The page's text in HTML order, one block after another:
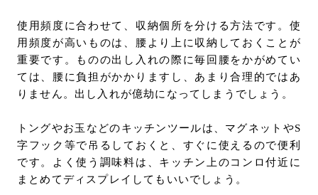
使用頻度に合わせて、収納個所を分ける方法です。使
用頻度が高いものは、腰より上に収納しておくことが
重要です。ものの出し入れの際に毎回腰をかがめてい
ては、腰に負担がかかりますし、あまり合理的ではあ
りません。出し入れが億劫になってしまうでしょう。
トングやお玉などのキッチンツールは、マグネットやS
字フック等で吊るしておくと、すぐに使えるので便利
です。よく使う調味料は、キッチン上のコンロ付近に
まとめてディスプレイしてもいいでしょう。